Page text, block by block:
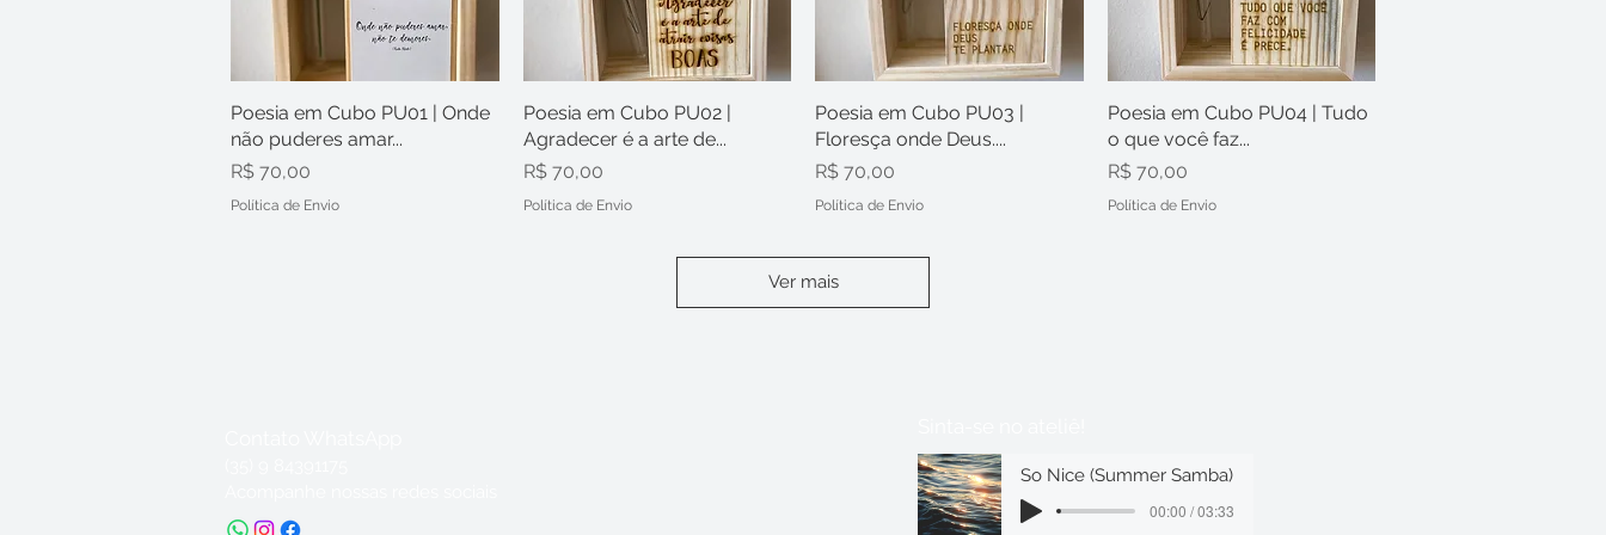
Visualização rápida
Poesia em Cubo PU01 | Onde
não puderes amar...
Preço
R$ 70,00
Política de Envio
Visualização rápida
Poesia em Cubo PU02 |
Agradecer é a arte de...
Preço
R$ 70,00
Política de Envio
Visualização rápida
Poesia em Cubo PU03 |
Floresça onde Deus....
Preço
R$ 70,00
Política de Envio
Visualização rápida
Poesia em Cubo PU04 | Tudo
o que você faz...
Preço
R$ 70,00
Política de Envio
Ver mais
So Nice (Summer Samba)
00:00 / 03:33